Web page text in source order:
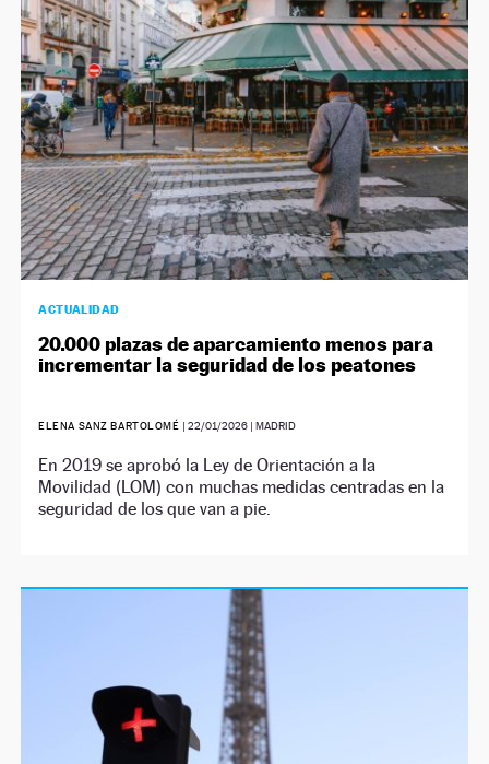
NEWSLETTER
SÍGUENOS
ACTUALIDAD
20.000 plazas de aparcamiento menos para
incrementar la seguridad de los peatones
ELENA SANZ BARTOLOMÉ | 22/01/2026| MADRID
En 2019 se aprobó la Ley de Orientación a la
Movilidad (LOM) con muchas medidas centradas en la
seguridad de los que van a pie.